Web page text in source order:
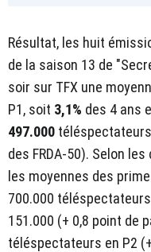
Résultat, les huit
de la saison 13 de
soir sur TFX une
P1, soit 3,1% des 4 ans
497.000
des FRDA-50). Selon
les moyennes des
700.000
151.000 (+ 0,8 point de
téléspectateurs en P2